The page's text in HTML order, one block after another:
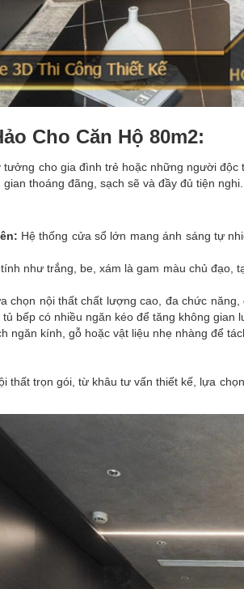
Cho Căn Hộ 80m2:
cho gia đình trẻ hoặc những người
thoáng đãng, sạch sẽ và đầy đủ tiện nghi.
Hệ thống cửa sổ lớn mang ánh sáng tự
như trắng, be, xám là gam màu chủ đạo,
chọn nội thất chất lượng cao, đa chức
bếp có nhiều ngăn kéo để tăng không gian
ngăn kính, gỗ hoặc vật liệu nhẹ nhàng để
thất trọn gói, từ khâu tư vấn thiết kế, lựa